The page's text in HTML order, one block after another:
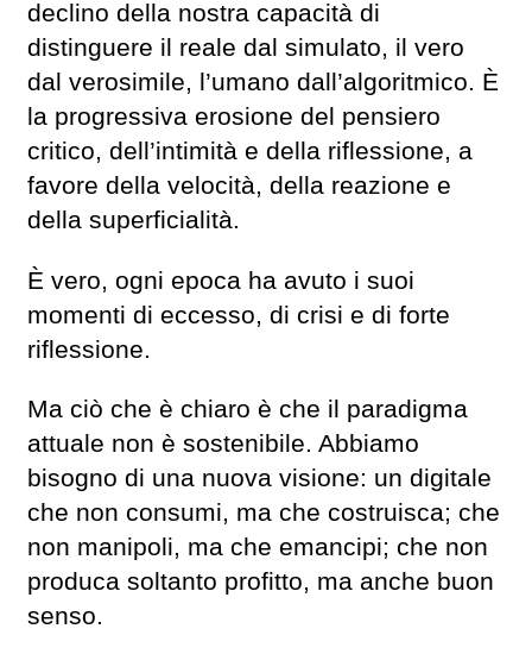
declino della nostra capacità di
distinguere il reale dal simulato, il vero
dal verosimile, l’umano dall’algoritmico. È
la progressiva erosione del pensiero
critico, dell’intimità e della riflessione, a
favore della velocità, della reazione e
della superficialità.
È vero, ogni epoca ha avuto i suoi
momenti di eccesso, di crisi e di forte
riflessione.
Ma ciò che è chiaro è che il paradigma
attuale non è sostenibile. Abbiamo
bisogno di una nuova visione: un digitale
che non consumi, ma che costruisca; che
non manipoli, ma che emancipi; che non
produca soltanto profitto, ma anche buon
senso.